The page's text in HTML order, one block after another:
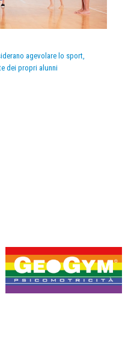
agevolare lo sport,
dei propri alunni